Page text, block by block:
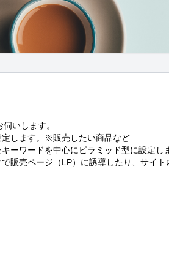
いします。
します。※販売したい商品など
ーワードを中心にピラミッド型に設定
販売ページ（LP）に誘導したり、サイト